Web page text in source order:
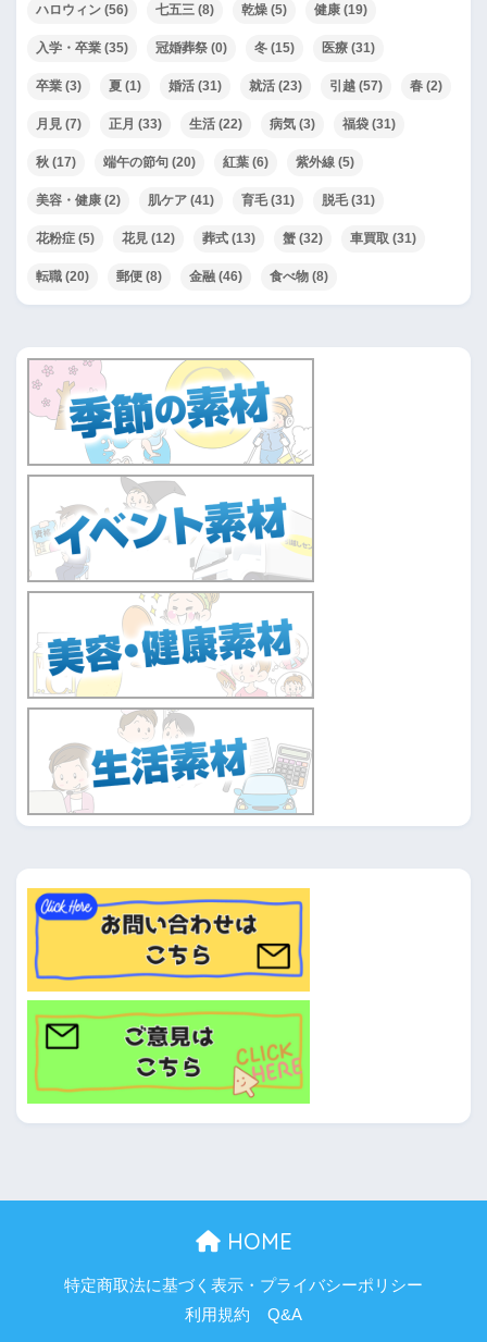
ハロウィン (56) 七五三 (8) 乾燥 (5) 健康 (19)
入学・卒業 (35) 冠婚葬祭 (0) 冬 (15) 医療 (31)
卒業 (3) 夏 (1) 婚活 (31) 就活 (23) 引越 (57) 春 (2)
月見 (7) 正月 (33) 生活 (22) 病気 (3) 福袋 (31)
秋 (17) 端午の節句 (20) 紅葉 (6) 紫外線 (5)
美容・健康 (2) 肌ケア (41) 育毛(31) 脱毛(31)
花粉症 (5) 花見 (12) 葬式 (13) 蟹 (32) 車買取 (31)
転職 (20) 郵便 (8) 金融 (46) 食べ物 (8)
HOME
特定商取法に基づく表示・プライバシーポリシー
利用規約
Q&A